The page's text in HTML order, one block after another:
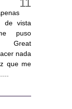
de vista
puso
Great
nada
que me